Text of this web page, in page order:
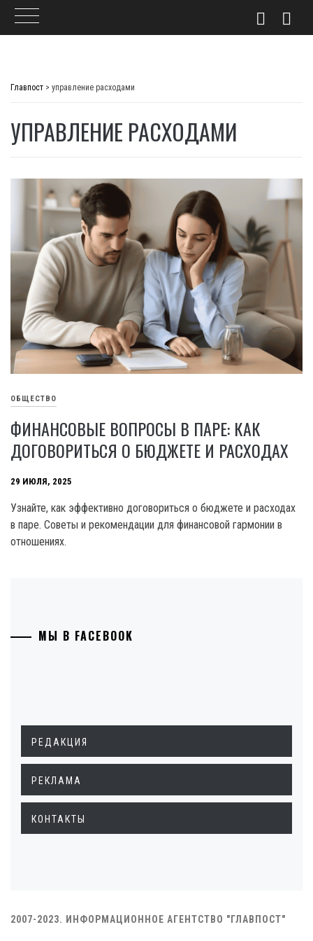
Главпост > управление расходами
УПРАВЛЕНИЕ РАСХОДАМИ
ОБЩЕСТВО
ФИНАНСОВЫЕ ВОПРОСЫ В ПАРЕ: КАК
ДОГОВОРИТЬСЯ О БЮДЖЕТЕ И РАСХОДАХ
29 ИЮЛЯ, 2025
Узнайте, как эффективно договориться о бюджете и расходах
в паре. Советы и рекомендации для финансовой гармонии в
отношениях.
МЫ В FACEBOOK
РЕДАКЦИЯ
РЕКЛАМА
КОНТАКТЫ
2007-2023. ИНФОРМАЦИОННОЕ АГЕНТСТВО "ГЛАВПОСТ"